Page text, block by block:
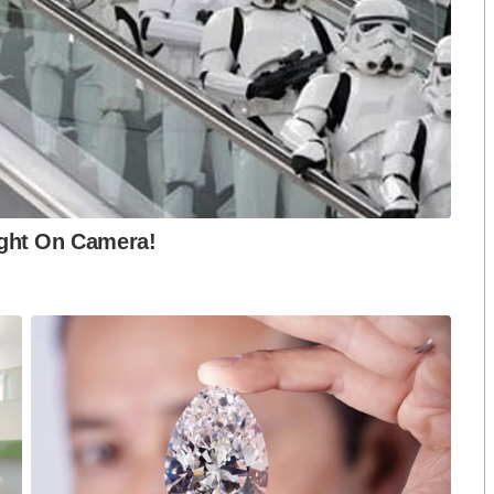
ก สว. เปิดช่อง
วต้องมีหลัก
กำหนดผล ชี้
ระแส แต่ไร้
ฎหมาย
นักวิชาการชี้ “ส้มเปิดดีลคุยแดง-
เขียว” กระทบความชอบธรรมพรรค
ประชาชน หากร่วมรัฐบาลสวนทาง
คำขวัญ “มีเรา ไม่มีเทา”